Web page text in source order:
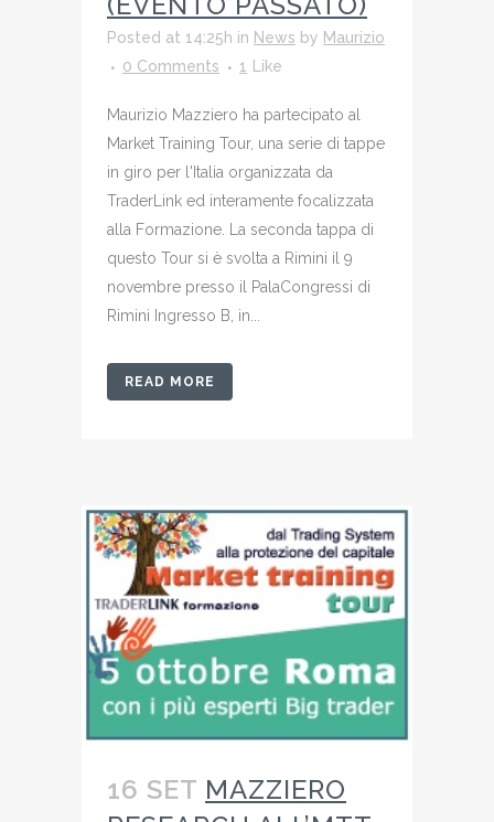
Posted at 14:25h in News by Maurizio
0 Comments
1 Like
Maurizio Mazziero ha partecipato al
Market Training Tour, una serie di tappe
in giro per l'Italia organizzata da
TraderLink ed interamente focalizzata
alla Formazione. La seconda tappa di
questo Tour si è svolta a Rimini il 9
novembre presso il PalaCongressi di
Rimini Ingresso B, in...
READ MORE
16 SET MAZZIERO